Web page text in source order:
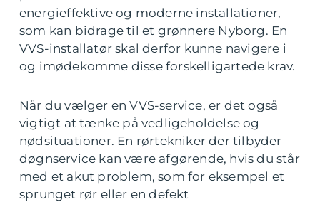
energieffektive og moderne installationer,
som kan bidrage til et grønnere Nyborg. En
VVS-installatør skal derfor kunne navigere i
og imødekomme disse forskelligartede krav.
Når du vælger en VVS-service, er det også
vigtigt at tænke på vedligeholdelse og
nødsituationer. En rørtekniker der tilbyder
døgnservice kan være afgørende, hvis du står
med et akut problem, som for eksempel et
sprunget rør eller en defekt